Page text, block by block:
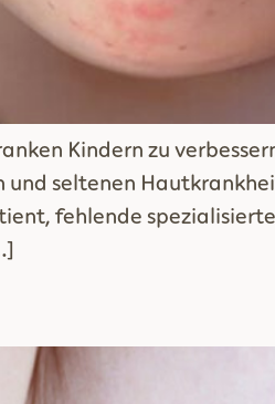
Kindern zu
seltenen
fehlende